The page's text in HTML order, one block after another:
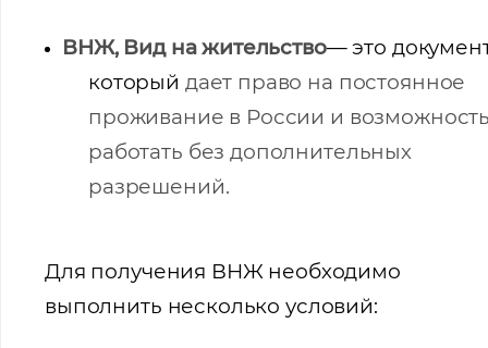
ВНЖ, Вид на жительство— это
который дает право на постоянное
проживание в России и
работать без дополнительных
разрешений.
Для получения ВНЖ необходимо
выполнить несколько условий: